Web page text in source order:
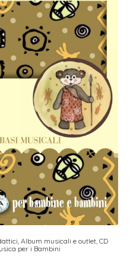
Album musicali e outlet CD
per i Bambini